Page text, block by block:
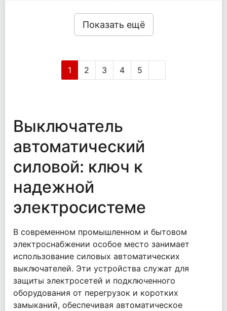
Показать ещё
1 2 3 4 5
Выключатель
автоматический
силовой: ключ к
надежной
электросистеме
В современном промышленном и бытовом
электроснабжении особое место занимает
использование силовых автоматических
выключателей. Эти устройства служат для
защиты электросетей и подключенного
оборудования от перегрузок и коротких
замыканий, обеспечивая автоматическое